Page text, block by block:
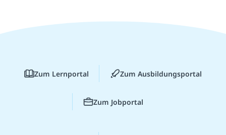
Zum Lernportal Zum Ausbildungsportal
Zum Jobportal